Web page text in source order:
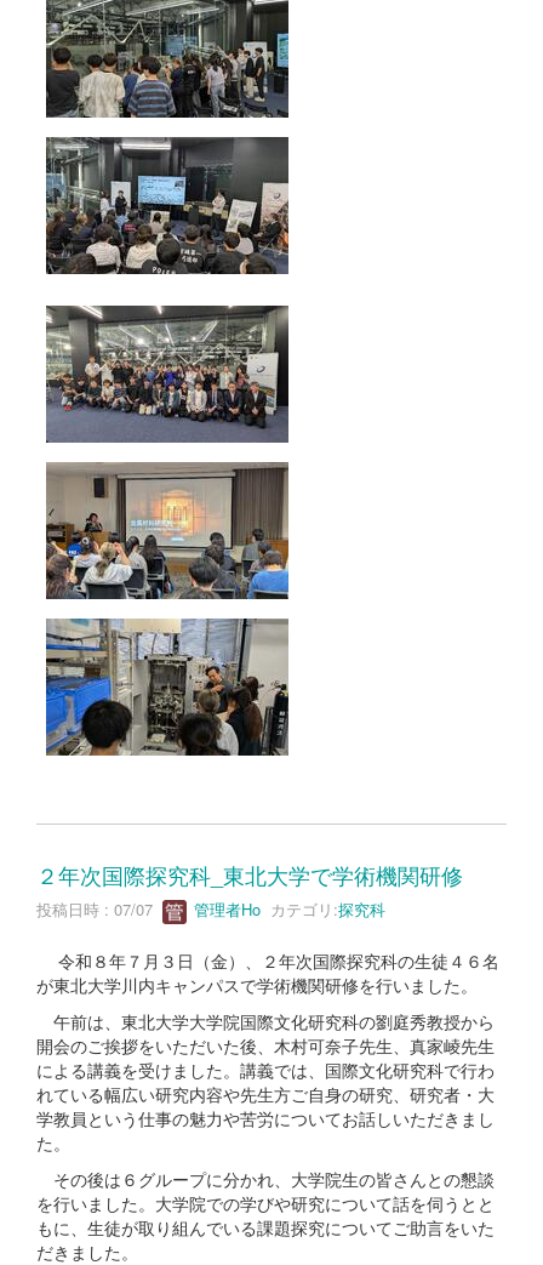
２年次国際探究科_東北大学で学術機関研修
投稿日時 : 07/07 管理者Ho カテゴリ:探究科
令和８年７月３日（金）、２年次国際探究科の生徒４６名
が東北大学川内キャンパスで学術機関研修を行いました。
午前は、東北大学大学院国際文化研究科の劉庭秀教授から
開会のご挨拶をいただいた後、木村可奈子先生、真家崚先生
による講義を受けました。講義では、国際文化研究科で行わ
れている幅広い研究内容や先生方ご自身の研究、研究者・大
学教員という仕事の魅力や苦労についてお話しいただきまし
た。
その後は６グループに分かれ、大学院生の皆さんとの懇談
を行いました。大学院での学びや研究について話を伺うとと
もに、生徒が取り組んでいる課題探究についてご助言をいた
だきました。